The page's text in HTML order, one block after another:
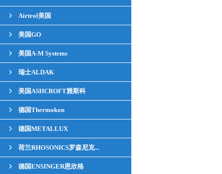
Airtrol美国
美国GO
美国A-M Systems
瑞士ALDAK
美国ASHCROFT雅斯科
德国Thermokon
德国METALLUX
荷兰RHOSONICS罗森尼克...
德国ENSINGER恩欣格